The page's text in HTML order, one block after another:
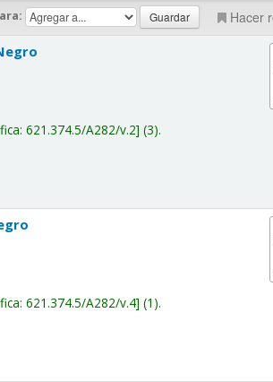
Hacer
621.374.5/A282/v.2 (3).
621.374.5/A282/v.4 (1).